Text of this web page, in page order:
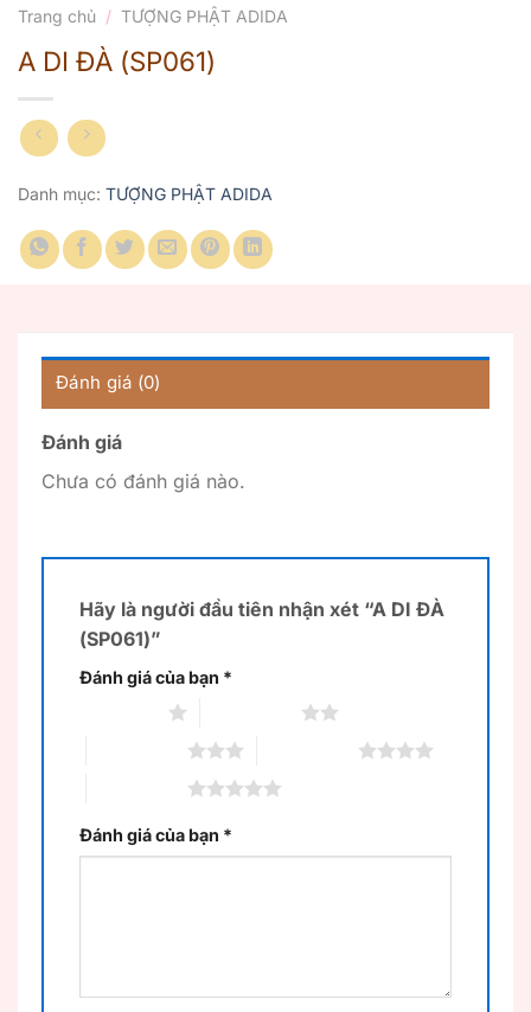
Trang chủ / TƯỢNG PHẬT ADIDA
A DI ĐÀ (SP061)
Danh mục: TƯỢNG PHẬT ADIDA
Đánh giá (0)
Đánh giá
Chưa có đánh giá nào.
Hãy là người đầu tiên nhận xét “A DI ĐÀ
(SP061)”
Đánh giá của bạn *
Đánh giá của bạn *